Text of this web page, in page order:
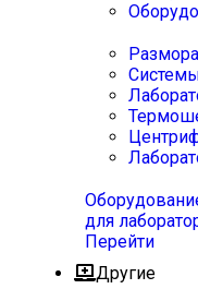
для
Перейти
Другие